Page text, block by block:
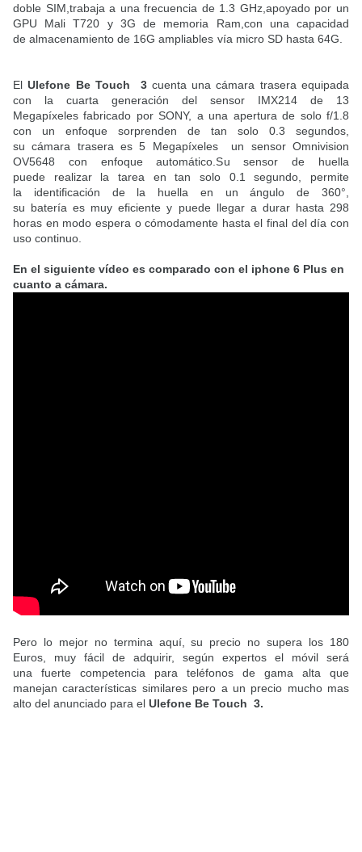
doble SIM,trabaja a una frecuencia de 1.3 GHz,apoyado por un
GPU Mali T720 y 3G de memoria Ram,con una capacidad
de almacenamiento de 16G ampliables vía micro SD hasta 64G.
El Ulefone Be Touch 3cuenta una cámara trasera equipada
con la cuarta generación del sensor IMX214 de 13
Megapíxeles fabricado por SONY, a una apertura de solo f/1.8
con un enfoque sorprenden de tan solo 0.3 segundos,
su cámara trasera es 5 Megapíxeles un sensor Omnivision
OV5648 con enfoque automático.Su sensor de huella
puede realizar la tarea en tan solo 0.1 segundo, permite
la identificación de la huella en un ángulo de 360°,
su batería es muy eficiente y puede llegar a durar hasta 298
horas en modo espera o cómodamente hasta el final del día con
uso continuo.
En el siguiente vídeo es comparado con el iphone 6 Plus en
cuanto a cámara.
Pero lo mejor no termina aquí, su precio no supera los 180
Euros, muy fácil de adquirir, según expertos el móvil será
una fuerte competencia para teléfonos de gama alta que
manejan características similares pero a un precio mucho mas
alto del anunciado para el Ulefone Be Touch 3.